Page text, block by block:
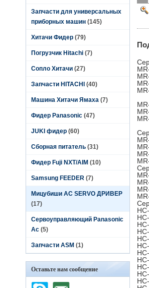
Запчасти для универсальных
приборных машин (145)
Хитачи Фидер (79)
Погрузчик Hitachi (7)
Сопло Хитачи (27)
Запчасти HITACHI (40)
Машина Хитачи Ямаха (7)
Фидер Panasonic (47)
JUKI фидер (60)
Сборная питатель (31)
Фидер Fuji NXT/AIM (10)
Samsung FEEDER (7)
Мицубиши AC SERVO ДРИВЕР
(17)
Сервоуправляющий Panasonic
Ac (5)
Запчасти ASM (1)
Оставьте нам сообщение